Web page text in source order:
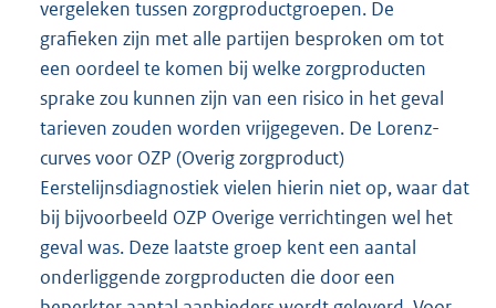
vergeleken tussen zorgproductgroepen. De
grafieken zijn met alle partijen besproken om tot
een oordeel te komen bij welke zorgproducten
sprake zou kunnen zijn van een risico in het geval
tarieven zouden worden vrijgegeven. De Lorenz-
curves voor OZP (Overig zorgproduct)
Eerstelijnsdiagnostiek vielen hierin niet op, waar dat
bij bijvoorbeeld OZP Overige verrichtingen wel het
geval was. Deze laatste groep kent een aantal
onderliggende zorgproducten die door een